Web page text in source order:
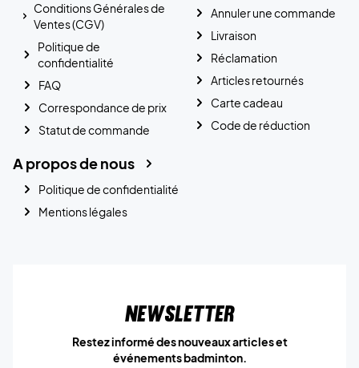
Conditions Générales de
Ventes (CGV)
Politique de
confidentialité
FAQ
Correspondance de prix
Statut de commande
Annuler une commande
Livraison
Réclamation
Articles retournés
Carte cadeau
Code de réduction
A propos de nous
Politique de confidentialité
Mentions légales
Newsletter
Restez informé des nouveaux articles et
événements badminton.